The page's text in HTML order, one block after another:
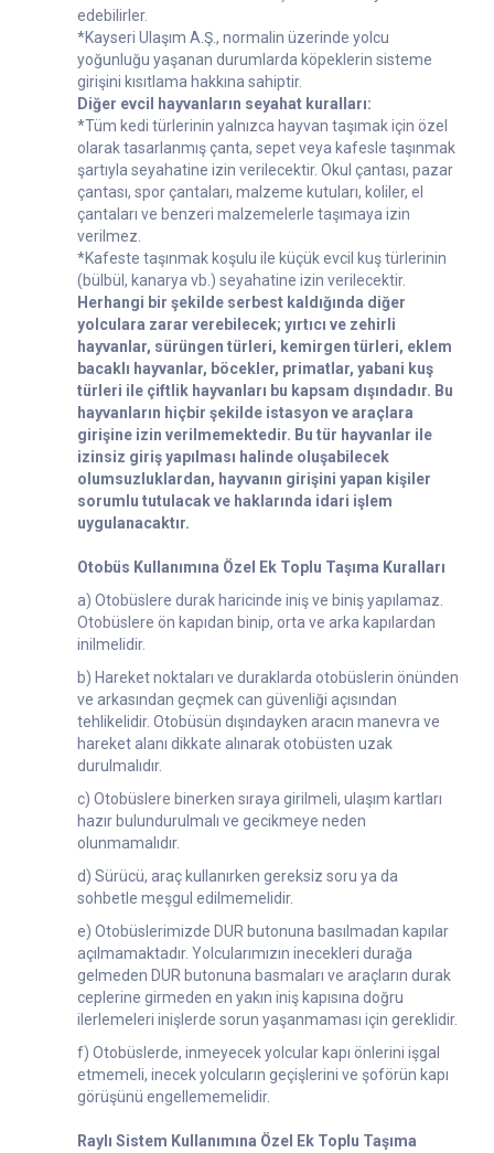
edebilirler.
*Kayseri Ulaşım A.Ş., normalin üzerinde yolcu
yoğunluğu yaşanan durumlarda köpeklerin sisteme
girişini kısıtlama hakkına sahiptir.
Diğer evcil hayvanların seyahat kuralları:
*Tüm kedi türlerinin yalnızca hayvan taşımak için özel
olarak tasarlanmış çanta, sepet veya kafesle taşınmak
şartıyla seyahatine izin verilecektir. Okul çantası, pazar
çantası, spor çantaları, malzeme kutuları, koliler, el
çantaları ve benzeri malzemelerle taşımaya izin
verilmez.
*Kafeste taşınmak koşulu ile küçük evcil kuş türlerinin
(bülbül, kanarya vb.) seyahatine izin verilecektir.
Herhangi bir şekilde serbest kaldığında diğer
yolculara zarar verebilecek; yırtıcı ve zehirli
hayvanlar, sürüngen türleri, kemirgen türleri, eklem
bacaklı hayvanlar, böcekler, primatlar, yabani kuş
türleri ile çiftlik hayvanları bu kapsam dışındadır. Bu
hayvanların hiçbir şekilde istasyon ve araçlara
girişine izin verilmemektedir. Bu tür hayvanlar ile
izinsiz giriş yapılması halinde oluşabilecek
olumsuzluklardan, hayvanın girişini yapan kişiler
sorumlu tutulacak ve haklarında idari işlem
uygulanacaktır.
Otobüs Kullanımına Özel Ek Toplu Taşıma Kuralları
a) Otobüslere durak haricinde iniş ve biniş yapılamaz.
Otobüslere ön kapıdan binip, orta ve arka kapılardan
inilmelidir.
b) Hareket noktaları ve duraklarda otobüslerin önünden
ve arkasından geçmek can güvenliği açısından
tehlikelidir. Otobüsün dışındayken aracın manevra ve
hareket alanı dikkate alınarak otobüsten uzak
durulmalıdır.
c) Otobüslere binerken sıraya girilmeli, ulaşım kartları
hazır bulundurulmalı ve gecikmeye neden
olunmamalıdır.
d) Sürücü, araç kullanırken gereksiz soru ya da
sohbetle meşgul edilmemelidir.
e) Otobüslerimizde DUR butonuna basılmadan kapılar
açılmamaktadır. Yolcularımızın inecekleri durağa
gelmeden DUR butonuna basmaları ve araçların durak
ceplerine girmeden en yakın iniş kapısına doğru
ilerlemeleri inişlerde sorun yaşanmaması için gereklidir.
f) Otobüslerde, inmeyecek yolcular kapı önlerini işgal
etmemeli, inecek yolcuların geçişlerini ve şoförün kapı
görüşünü engellememelidir.
Raylı Sistem Kullanımına Özel Ek Toplu Taşıma